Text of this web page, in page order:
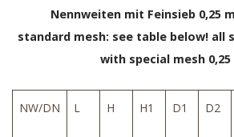
Nennweiten mit Feinsieb 0,25
standard mesh: see table below! all
with special mesh 0,25
NW/DN L H H1 D1 D2